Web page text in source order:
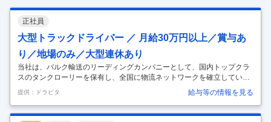
正社員
大型トラックドライバー ／ 月給30万円以上／賞与あ
り／地場のみ／大型連休あり
当社は、バルク輸送のリーディングカンパニーとして、国内トップクラ
スのタンクローリーを保有し、全国に物流ネットワークを確立していま
す。”Safety is our business"をスローガンに、日々安全輸送、安全作業
を心掛け、日本経済の発展を物流面から支える役目を果たしています。
また、女性の就労環境も整備しております。全ての従業員が安心して働
ける職場を心掛けております。 国内最多のタンクローリーを保有するリ
提供：ドラピタ 給与等の情報を見る